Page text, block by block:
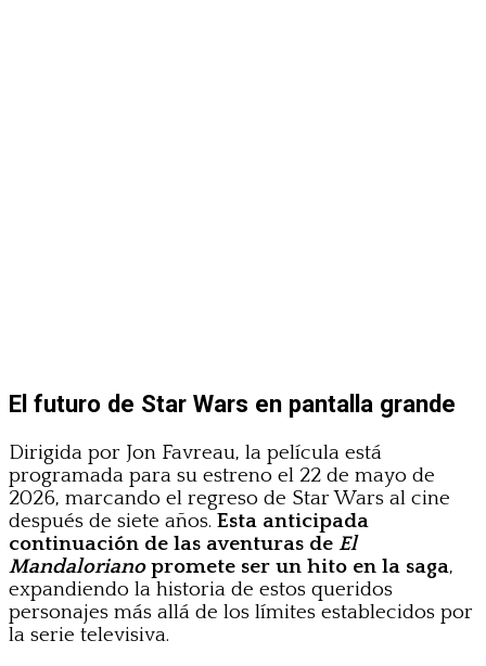
El futuro de Star Wars en pantalla grande
Dirigida por Jon Favreau, la película está
programada para su estreno el 22 de mayo de
2026, marcando el regreso de Star Wars al cine
después de siete años. Esta anticipada
continuación de las aventuras de El
Mandalorianopromete ser un hito en la saga,
expandiendo la historia de estos queridos
personajes más allá de los límites establecidos por
la serie televisiva.